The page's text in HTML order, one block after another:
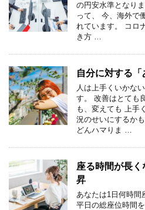
の円安水準となり
って、 今、海外で
れています。 コロ
き方 …
自分に対する「
人は上手くいかな
す。 改善はとても
も、変えても 上手
況のせいにするか
どんハマりま …
座る時間が長
昇
あなたは1日何時間
平日の総座位時間